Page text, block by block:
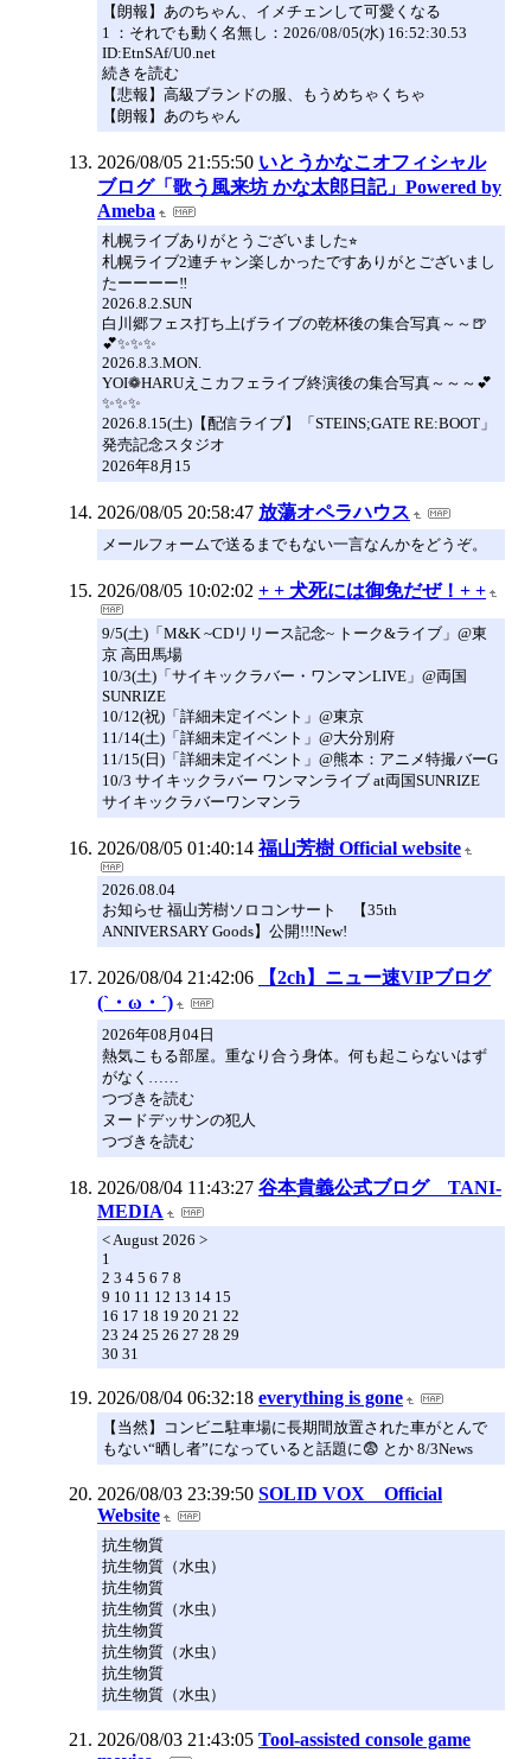
【朗報】あのちゃん、イメチェンして可愛くなる
1 ：それでも動く名無し：2026/08/05(水) 16:52:30.53
ID:EtnSAf/U0.net
続きを読む
【悲報】高級ブランドの服、もうめちゃくちゃ
【朗報】あのちゃん
2026/08/05 21:55:50 いとうかなこオフィシャル
ブログ「歌う風来坊 かな太郎日記」Powered by
Ameba
札幌ライブありがとうございました⭐︎
札幌ライブ2連チャン楽しかったですありがとございまし
たーーーー‼️
2026.8.2.SUN
白川郷フェス打ち上げライブの乾杯後の集合写真～～🍺
💕✨✨✨
2026.8.3.MON.
YOI❁HARUえこカフェライブ終演後の集合写真～～～💕
✨✨✨
2026.8.15(土)【配信ライブ】「STEINS;GATE RE:BOOT」
発売記念スタジオ
2026年8月15
2026/08/05 20:58:47 放蕩オペラハウス
メールフォームで送るまでもない一言なんかをどうぞ。
2026/08/05 10:02:02 + + 犬死には御免だぜ！+ +
9/5(土)「M&K ~CDリリース記念~ トーク&ライブ」@東
京 高田馬場
10/3(土)「サイキックラバー・ワンマンLIVE」@両国
SUNRIZE
10/12(祝)「詳細未定イベント」@東京
11/14(土)「詳細未定イベント」@大分別府
11/15(日)「詳細未定イベント」@熊本：アニメ特撮バーG
10/3 サイキックラバー ワンマンライブ at両国SUNRIZE
サイキックラバーワンマンラ
2026/08/05 01:40:14 福山芳樹 Official website
2026.08.04
お知らせ 福山芳樹ソロコンサート 【35th
ANNIVERSARY Goods】公開!!!New!
2026/08/04 21:42:06
【2ch】ニュー速VIPブログ
(`・ω・´)
2026年08月04日
熱気こもる部屋。重なり合う身体。何も起こらないはず
がなく……
つづきを読む
ヌードデッサンの犯人
つづきを読む
2026/08/04 11:43:27 谷本貴義公式ブログ TANI-
MEDIA
< August 2026 >
1
2 3 4 5 6 7 8
9 10 11 12 13 14 15
16 17 18 19 20 21 22
23 24 25 26 27 28 29
30 31
2026/08/04 06:32:18 everything is gone
【当然】コンビニ駐車場に長期間放置された車がとんで
もない“晒し者”になっていると話題に😨 とか 8/3News
2026/08/03 23:39:50 SOLID VOX Official
Website
抗生物質
抗生物質（水虫）
抗生物質
抗生物質（水虫）
抗生物質
抗生物質（水虫）
抗生物質
抗生物質（水虫）
2026/08/03 21:43:05 Tool-assisted console game